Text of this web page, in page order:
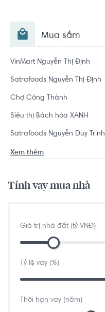
Mua sắm
VinMart Nguyễn Thị Định
Satrafoods Nguyễn Thị Định
Chợ Công Thành
Siêu thị Bách hóa XANH
Satrafoods Nguyễn Duy Trinh
Xem thêm
Tính vay mua nhà
Giá trị nhà đất (tỷ VNĐ)
Tỷ lệ vay (%)
Thời hạn vay (năm)